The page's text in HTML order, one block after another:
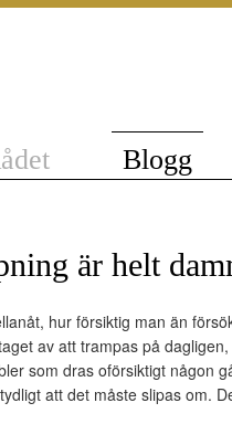
Blogg
är helt
hur försiktig man än
av att trampas på
som dras oförsiktigt någon
att det måste slipas om.